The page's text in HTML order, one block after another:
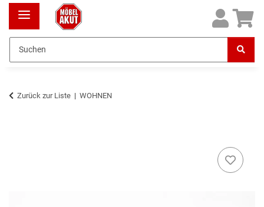
Zurück zur Liste WOHNEN